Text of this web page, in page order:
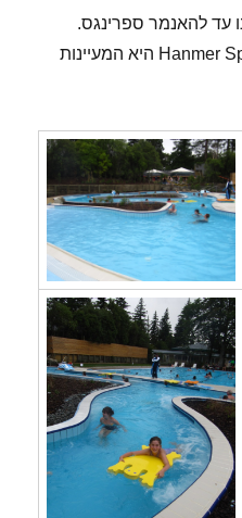
עד להאנמר ספרינגס.
האטרקציה המרכזית ב-Hanmer Springs היא המעיינות